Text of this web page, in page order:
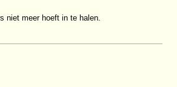
niet meer hoeft in te halen.